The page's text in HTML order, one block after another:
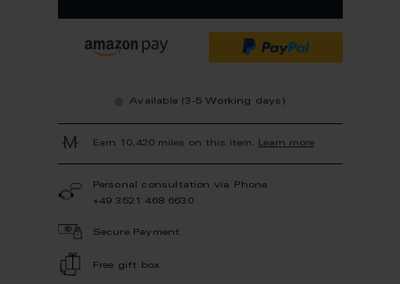
Available (3-5 Working days)
Earn 10,420 miles on this item. Learn more
Personal consultation via Phone
+49 3521 468 6630
Secure Payment
Free gift box